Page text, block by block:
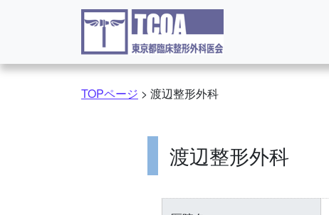
コンテンツへスキップ
TOPページ > 渡辺整形外科
渡辺整形外科